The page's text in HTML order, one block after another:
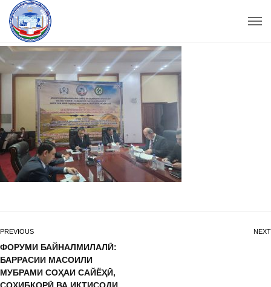
PREVIOUS
ФОРУМИ БАЙНАЛМИЛАЛӢ:
БАРРАСИИ МАСОИЛИ
МУБРАМИ СОҲАИ САЙЁҲӢ,
СОҲИБКОРӢ ВА ИҚТИСОДИ
NEXT